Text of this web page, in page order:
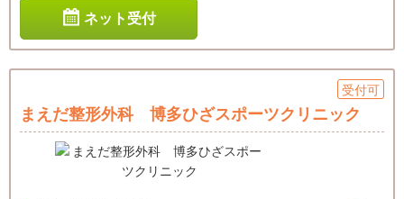
ネット受付
受付可
まえだ整形外科 博多ひざスポーツクリニック